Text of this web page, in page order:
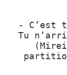
- C’est
Tu